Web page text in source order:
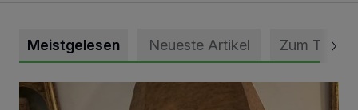
Meistgelesen Neueste Artikel Zum Thema
„Loss dir nix jefalle“ in 7 Tage 1 Song